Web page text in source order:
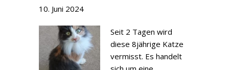
10. Juni 2024
Seit 2 Tagen wird
diese 8jährige Katze
vermisst. Es handelt